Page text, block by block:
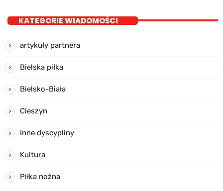
KATEGORIE WIADOMOŚCI
artykuły partnera
Bielska piłka
Bielsko-Biała
Cieszyn
Inne dyscypliny
Kultura
Piłka nożna